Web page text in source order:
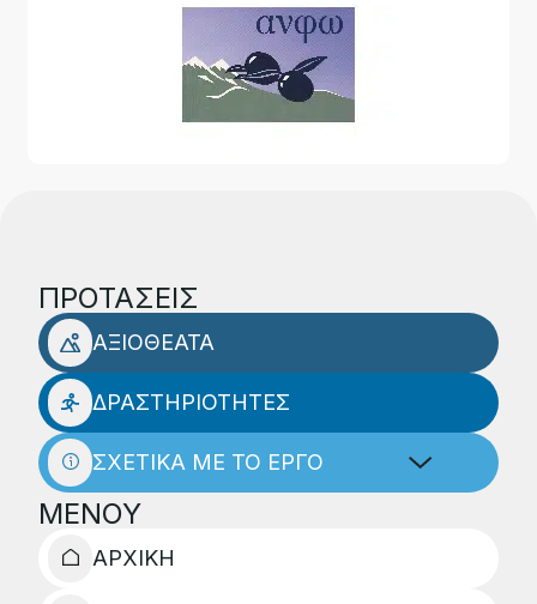
ΠΡΟΤΑΣΕΙΣ
ΑΞΙΟΘΕΑΤΑ
ΔΡΑΣΤΗΡΙΟΤΗΤΕΣ
ΣΧΕΤΙΚΑ ΜΕ ΤΟ ΕΡΓΟ
ΜΕΝΟΥ
ΑΡΧΙΚΗ